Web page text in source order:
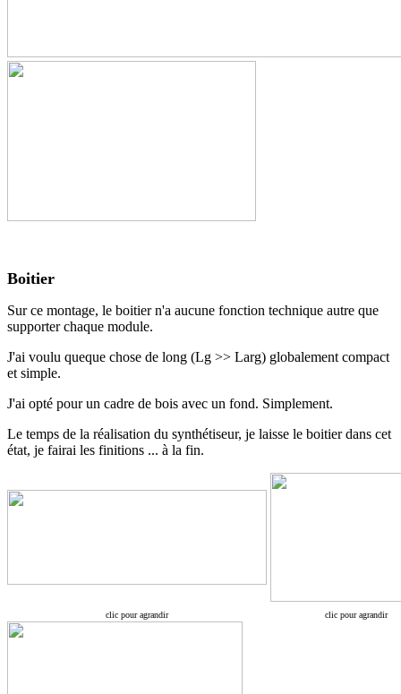
Boitier
Sur ce montage, le boitier n'a aucune fonction technique autre que
supporter chaque module.
J'ai voulu queque chose de long (Lg >> Larg) globalement compact
et simple.
J'ai opté pour un cadre de bois avec un fond. Simplement.
Le temps de la réalisation du synthétiseur, je laisse le boitier dans cet
état, je fairai les finitions ... à la fin.
clic pour agrandir clic pour agrandir